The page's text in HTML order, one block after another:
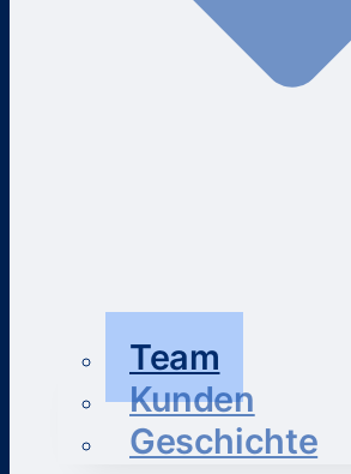
Team
Kunden
Geschichte